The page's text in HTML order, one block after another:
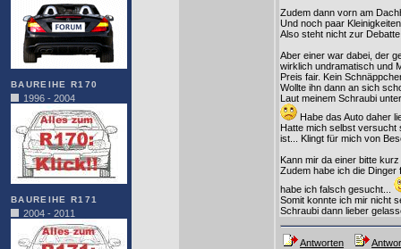
BAUREIHE R170
1996 - 2004
BAUREIHE R171
2004 - 2011
Zudem dann vorn am
Und noch paar
Also steht nicht zur
Aber einer war dabei, der
wirklich undramatisch und
Preis fair. Kein
Wollte ihn dann an sich
Laut meinem Schraubi
Habe das Auto daher
Hatte mich selbst versucht
ist... Klingt für mich von
Kann mir da einer bitte
Zudem habe ich die Dinger
habe ich falsch gesucht...
Somit konnte ich mir nicht
Schraubi dann lieber
Antworten